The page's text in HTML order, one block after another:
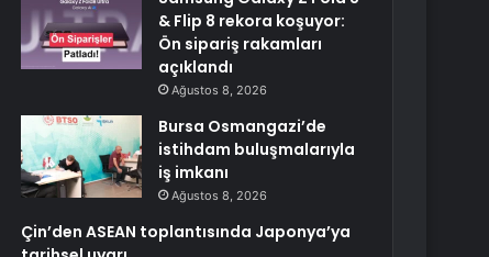
& Flip 8 rekora koşuyor:
Ön sipariş rakamları
açıklandı
Ağustos 8, 2026
Bursa Osmangazi’de
istihdam buluşmalarıyla
iş imkanı
Ağustos 8, 2026
Çin’den ASEAN toplantısında Japonya’ya